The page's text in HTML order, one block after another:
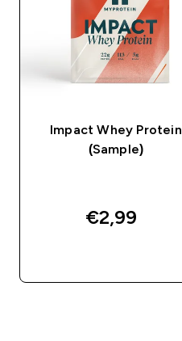
Impact Whey Protein
(Sample)
€2,99‎